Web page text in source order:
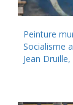
Peinture
Socialisme
Jean